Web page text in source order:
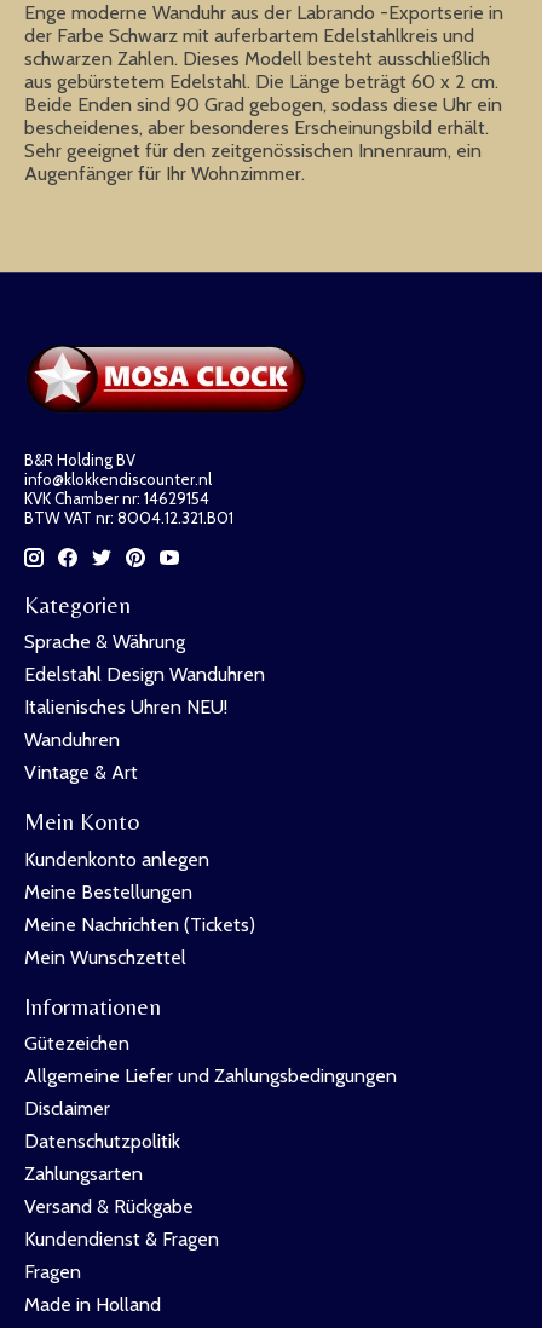
Enge moderne Wanduhr aus der Labrando -Exportserie in
der Farbe Schwarz mit auferbartem Edelstahlkreis und
schwarzen Zahlen. Dieses Modell besteht ausschließlich
aus gebürstetem Edelstahl. Die Länge beträgt 60 x 2 cm.
Beide Enden sind 90 Grad gebogen, sodass diese Uhr ein
bescheidenes, aber besonderes Erscheinungsbild erhält.
Sehr geeignet für den zeitgenössischen Innenraum, ein
Augenfänger für Ihr Wohnzimmer.
B&R Holding BV
info@klokkendiscounter.nl
KVK Chamber nr: 14629154
BTW VAT nr: 8004.12.321.B01
Kategorien
Sprache & Währung
Edelstahl Design Wanduhren
Italienisches Uhren NEU!
Wanduhren
Vintage & Art
Mein Konto
Kundenkonto anlegen
Meine Bestellungen
Meine Nachrichten (Tickets)
Mein Wunschzettel
Informationen
Gütezeichen
Allgemeine Liefer und Zahlungsbedingungen
Disclaimer
Datenschutzpolitik
Zahlungsarten
Versand & Rückgabe
Kundendienst & Fragen
Fragen
Made in Holland